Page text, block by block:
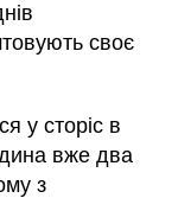
своє
у сторіс в
вже два
з